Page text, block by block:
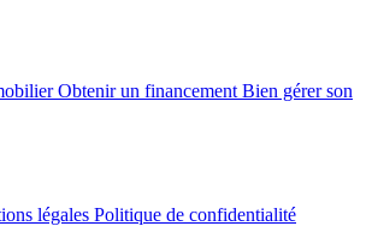
Obtenir un financement Bien gérer son
légales Politique de confidentialité